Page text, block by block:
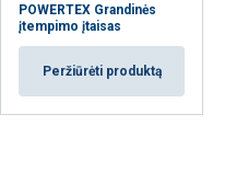
POWERTEX Grandinės
įtempimo įtaisas
Peržiūrėti produktą